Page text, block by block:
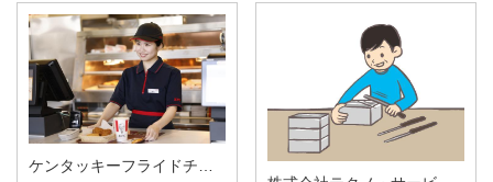
ケンタッキーフライドチキン ゆめタウン下松店